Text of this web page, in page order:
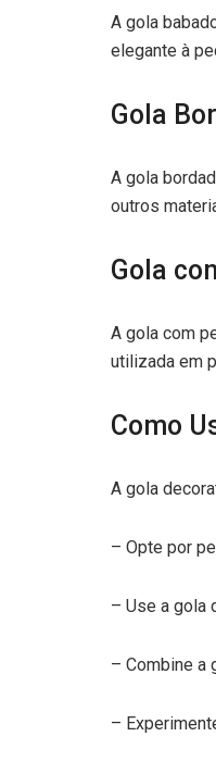
A gola
elegante à
Gola
A gola
outros
Gola
A gola com
utilizada em
Como
A gola
– Opte por
– Use a gola
– Combine a
–